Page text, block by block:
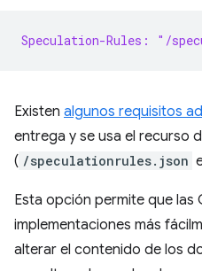
Speculation-Rules: "/
Existen algunos requisitos
entrega y se usa el recurso
( /speculationrules.json
Esta opción permite que las
implementaciones más
alterar el contenido de los